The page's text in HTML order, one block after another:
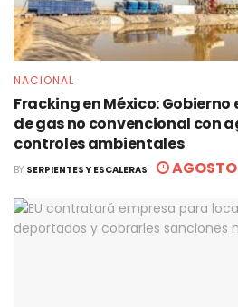
NACIONAL
Fracking en México:
de gas no convencional con
controles ambientales
BY SERPIENTES Y ESCALERAS